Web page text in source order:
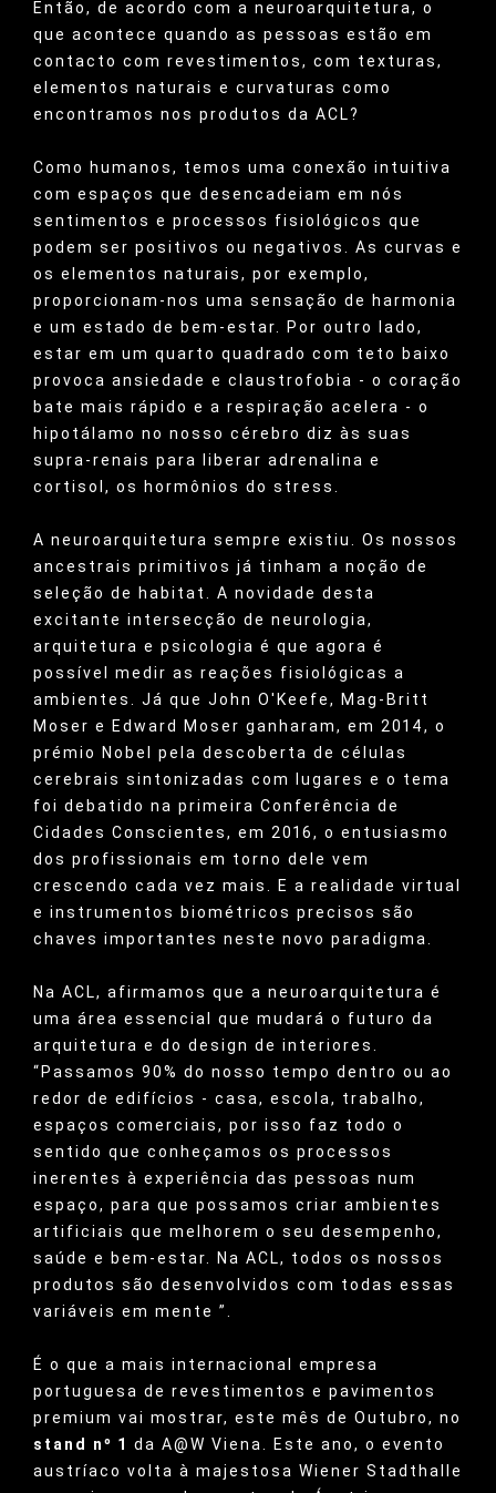
Então, de acordo com a neuroarquitetura, o
que acontece quando as pessoas estão em
contacto com revestimentos, com texturas,
elementos naturais e curvaturas como
encontramos nos produtos da ACL?
Como humanos, temos uma conexão intuitiva
com espaços que desencadeiam em nós
sentimentos e processos fisiológicos que
podem ser positivos ou negativos. As curvas e
os elementos naturais, por exemplo,
proporcionam-nos uma sensação de harmonia
e um estado de bem-estar. Por outro lado,
estar em um quarto quadrado com teto baixo
provoca ansiedade e claustrofobia - o coração
bate mais rápido e a respiração acelera - o
hipotálamo no nosso cérebro diz às suas
supra-renais para liberar adrenalina e
cortisol, os hormônios do stress.
A neuroarquitetura sempre existiu. Os nossos
ancestrais primitivos já tinham a noção de
seleção de habitat. A novidade desta
excitante intersecção de neurologia,
arquitetura e psicologia é que agora é
possível medir as reações fisiológicas a
ambientes. Já que John O'Keefe, Mag-Britt
Moser e Edward Moser ganharam, em 2014, o
prémio Nobel pela descoberta de células
cerebrais sintonizadas com lugares e o tema
foi debatido na primeira Conferência de
Cidades Conscientes, em 2016, o entusiasmo
dos profissionais em torno dele vem
crescendo cada vez mais. E a realidade virtual
e instrumentos biométricos precisos são
chaves importantes neste novo paradigma.
Na ACL, afirmamos que a neuroarquitetura é
uma área essencial que mudará o futuro da
arquitetura e do design de interiores.
“Passamos 90% do nosso tempo dentro ou ao
redor de edifícios - casa, escola, trabalho,
espaços comerciais, por isso faz todo o
sentido que conheçamos os processos
inerentes à experiência das pessoas num
espaço, para que possamos criar ambientes
artificiais que melhorem o seu desempenho,
saúde e bem-estar. Na ACL, todos os nossos
produtos são desenvolvidos com todas essas
variáveis em mente ”.
É o que a mais internacional empresa
portuguesa de revestimentos e pavimentos
premium vai mostrar, este mês de Outubro, no
stand nº 1 da A@W Viena. Este ano, o evento
austríaco volta à majestosa Wiener Stadthalle